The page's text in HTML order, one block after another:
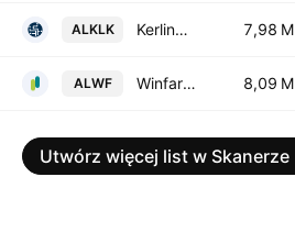
ALKLK Kerlink SA 7,98 M
ALWF Winfarm SA 8,09 M
Utwórz więcej list w Skanerze